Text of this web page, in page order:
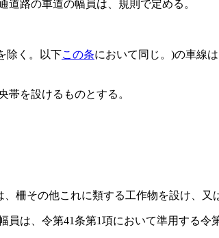
道路の車道の幅員は、規則で定める。
除く。以下この条において同じ。)の車線
帯を設けるものとする。
、柵その他これに類する工作物を設け、又
は、令第41条第1項において準用する令